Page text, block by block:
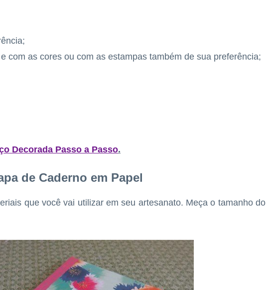
com as cores ou com as estampas também de sua preferência;
Decorada Passo a Passo.
de Caderno em Papel
que você vai utilizar em seu artesanato. Meça o tamanho do